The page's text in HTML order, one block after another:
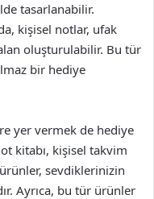
tasarlanabilir.
kişisel notlar, ufak
oluşturulabilir. Bu tür
bir hediye
yer vermek de hediye
kitabı, kişisel takvim
sevdiklerinizin
Ayrıca, bu tür ürünler